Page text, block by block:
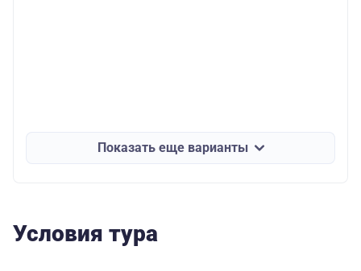
Показать еще варианты
Условия тура